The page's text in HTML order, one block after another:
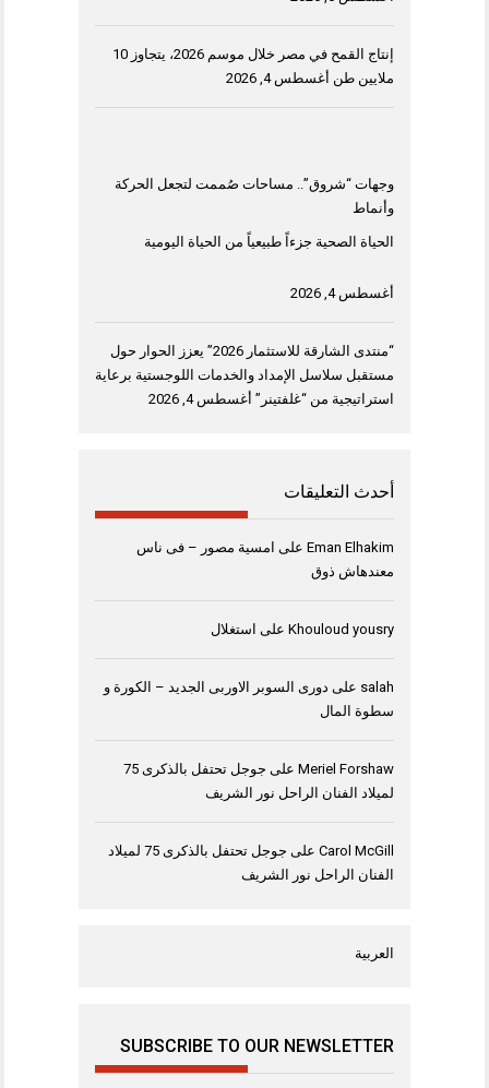
إنتاج القمح في مصر خلال موسم 2026، يتجاوز 10
ملايين طن أغسطس 4, 2026
وجهات “شروق”.. مساحات صُممت لتجعل الحركة
وأنماط
الحياة الصحية جزءاً طبيعياً من الحياة اليومية
أغسطس 4, 2026
“منتدى الشارقة للاستثمار 2026” يعزز الحوار حول
مستقبل سلاسل الإمداد والخدمات اللوجستية برعاية
استراتيجية من “غلفتينر” أغسطس 4, 2026
أحدث التعليقات
Eman Elhakim على امسية مصور – فى ناس
معندهاش ذوق
Khouloud yousry على استغلال
salah على دورى السوبر الاوربى الجديد – الكورة و
سطوة المال
Meriel Forshaw على
جوجل تحتفل بالذكرى 75
لميلاد الفنان الراحل نور الشريف
Carol McGill على
جوجل تحتفل بالذكرى 75 لميلاد
الفنان الراحل نور الشريف
العربية
SUBSCRIBE TO OUR NEWSLETTER